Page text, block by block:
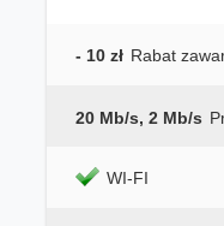
- 10 zł Rabat
20 Mb/s, 2 Mb/s
WI-FI